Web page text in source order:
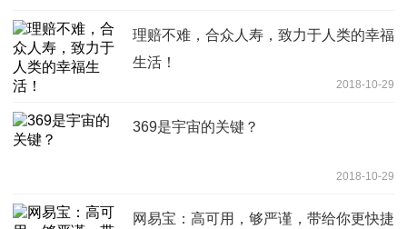
理赔不难，合众人寿，致力于人类的幸福
生活！
2018-10-29
369是宇宙的关键？
2018-10-29
网易宝：高可用，够严谨，带给你更快捷